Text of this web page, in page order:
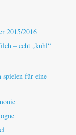
2015/2016
– echt „kuhl“
spielen für eine